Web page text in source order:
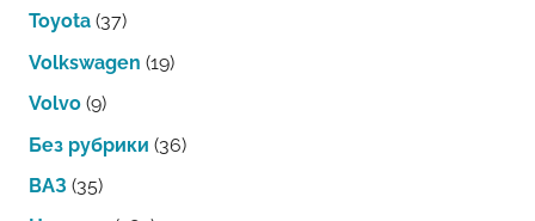
Toyota (37)
Volkswagen (19)
Volvo (9)
Без рубрики (36)
ВАЗ (35)